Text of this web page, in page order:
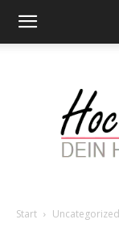
Start Uncategorized